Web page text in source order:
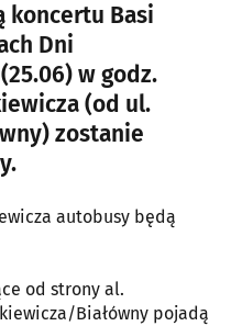
koncertu Basi
Dni
w godz.
(od ul.
zostanie
autobusy będą
od strony al.
Białówny pojadą